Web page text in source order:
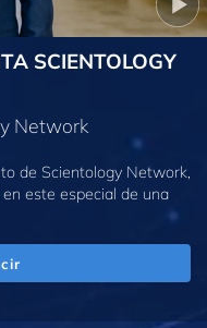
SCIENTOLOGY
Network
de Scientology Network,
este especial de una